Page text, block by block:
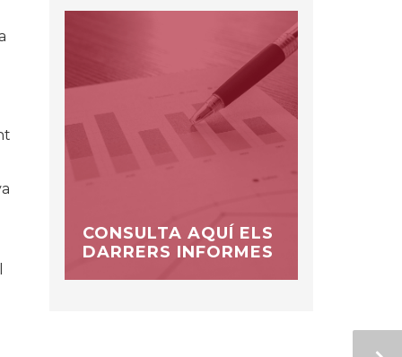
CONSULTA AQUÍ ELS
DARRERS INFORMES